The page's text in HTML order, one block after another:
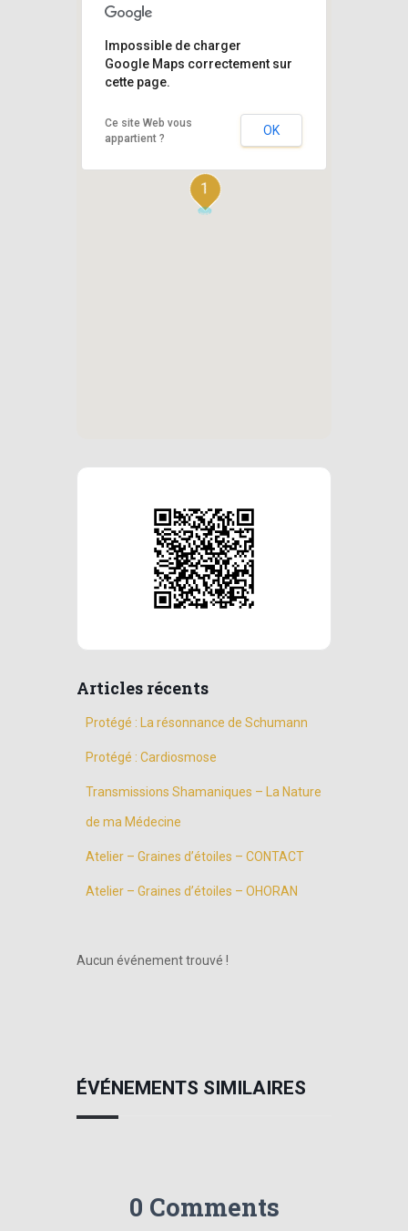
1
Impossible de charger
Google Maps correctement sur
cette page.
Ce site Web vous
appartient ?
OK
Articles récents
Protégé : La résonnance de Schumann
Protégé : Cardiosmose
Transmissions Shamaniques – La Nature
de ma Médecine
Atelier – Graines d’étoiles – CONTACT
Atelier – Graines d’étoiles – OHORAN
Aucun événement trouvé !
ÉVÉNEMENTS SIMILAIRES
0 Comments